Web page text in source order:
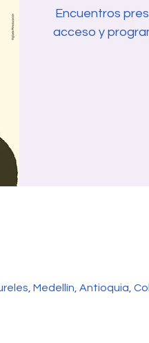
Encuentros
acceso y
Medellín, Antioquia,